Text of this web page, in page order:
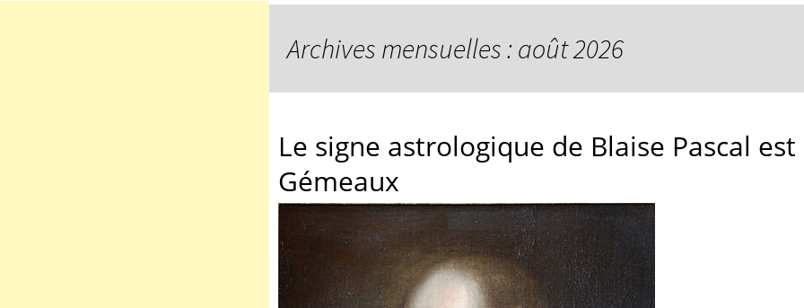
Archives mensuelles : août 2026
Le signe astrologique de Blaise Pascal est
Gémeaux